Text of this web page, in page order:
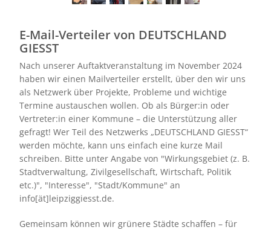
E-Mail-Verteiler von DEUTSCHLAND
GIESST
Nach unserer Auftaktveranstaltung im November 2024
haben wir einen Mailverteiler erstellt, über den wir uns
als Netzwerk über Projekte, Probleme und wichtige
Termine austauschen wollen. Ob als Bürger:in oder
Vertreter:in einer Kommune – die Unterstützung aller
gefragt! Wer Teil des Netzwerks „DEUTSCHLAND GIESST“
werden möchte, kann uns einfach eine kurze Mail
schreiben. Bitte unter Angabe von "Wirkungsgebiet (z. B.
Stadtverwaltung, Zivilgesellschaft, Wirtschaft, Politik
etc.)", "Interesse", "Stadt/Kommune" an
info[ät]leipziggiesst.de.
Gemeinsam können wir grünere Städte schaffen – für